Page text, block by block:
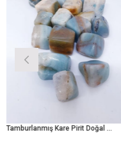
Tamburlanmış Kare Pirit Doğal Taş